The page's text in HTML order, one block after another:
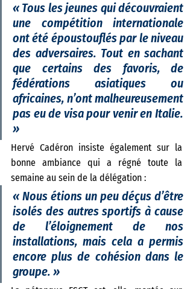
« Tous les jeunes qui découvraient
une compétition internationale
ont été époustouflés par le niveau
des adversaires. Tout en sachant
que certains des favoris, de
fédérations asiatiques ou
africaines, n’ont malheureusement
pas eu de visa pour venir en Italie.
»
Hervé Cadéron insiste également sur la
bonne ambiance qui a régné toute la
semaine au sein de la délégation :
« Nous étions un peu déçus d’être
isolés des autres sportifs à cause
de l’éloignement de nos
installations, mais cela a permis
encore plus de cohésion dans le
groupe. »